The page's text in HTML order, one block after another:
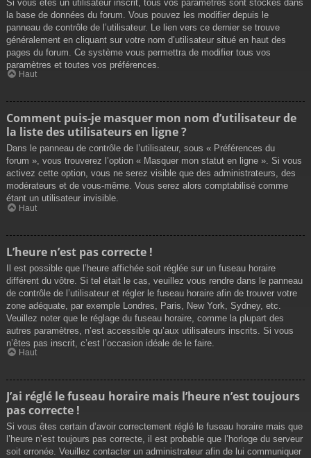
Si vous êtes un utilisateur inscrit, tous vos paramètres sont stockés dans
la base de données du forum. Vous pouvez les modifier depuis le
panneau de contrôle de l’utilisateur. Le lien vers ce dernier se trouve
généralement en cliquant sur votre nom d’utilisateur situé en haut des
pages du forum. Ce système vous permettra de modifier tous vos
paramètres et toutes vos préférences.
Haut
Comment puis-je masquer mon nom d’utilisateur de
la liste des utilisateurs en ligne ?
Dans le panneau de contrôle de l’utilisateur, sous « Préférences du
forum », vous trouverez l’option « Masquer mon statut en ligne ». Si vous
activez cette option, vous ne serez visible que des administrateurs, des
modérateurs et de vous-même. Vous serez alors comptabilisé comme
étant un utilisateur invisible.
Haut
L’heure n’est pas correcte !
Il est possible que l’heure affichée soit réglée sur un fuseau horaire
différent du vôtre. Si tel était le cas, veuillez vous rendre dans le panneau
de contrôle de l’utilisateur et régler le fuseau horaire afin de trouver votre
zone adéquate, par exemple Londres, Paris, New York, Sydney, etc.
Veuillez noter que le réglage du fuseau horaire, comme la plupart des
autres paramètres, n’est accessible qu’aux utilisateurs inscrits. Si vous
n’êtes pas inscrit, c’est l’occasion idéale de le faire.
Haut
J’ai réglé le fuseau horaire mais l’heure n’est toujours
pas correcte !
Si vous êtes certain d’avoir correctement réglé le fuseau horaire mais que
l’heure n’est toujours pas correcte, il est probable que l’horloge du serveur
soit erronée. Veuillez contacter un administrateur afin de lui communiquer